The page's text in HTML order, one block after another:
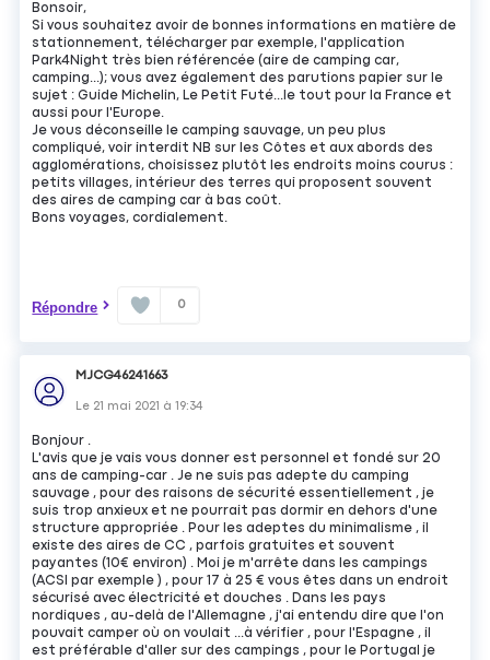
Bonsoir,
Si vous souhaitez avoir de bonnes informations en matière de
stationnement, télécharger par exemple, l'application
Park4Night très bien référencée (aire de camping car,
camping...); vous avez également des parutions papier sur le
sujet : Guide Michelin, Le Petit Futé...le tout pour la France et
aussi pour l'Europe.
Je vous déconseille le camping sauvage, un peu plus
compliqué, voir interdit NB sur les Côtes et aux abords des
agglomérations, choisissez plutôt les endroits moins courus :
petits villages, intérieur des terres qui proposent souvent
des aires de camping car à bas coût.
Bons voyages, cordialement.
Répondre 0
MJCG46241663
Le 21 mai 2021 à19:34
Bonjour .
L'avis que je vais vous donner est personnel et fondé sur 20
ans de camping-car . Je ne suis pas adepte du camping
sauvage , pour des raisons de sécurité essentiellement , je
suis trop anxieux et ne pourrait pas dormir en dehors d'une
structure appropriée . Pour les adeptes du minimalisme , il
existe des aires de CC , parfois gratuites et souvent
payantes (10€ environ) . Moi je m'arrête dans les campings
(ACSI par exemple ) , pour 17 à 25 € vous êtes dans un endroit
sécurisé avec électricité et douches . Dans les pays
nordiques , au-delà de l'Allemagne , j'ai entendu dire que l'on
pouvait camper où on voulait ...à vérifier , pour l'Espagne , il
est préférable d'aller sur des campings , pour le Portugal je